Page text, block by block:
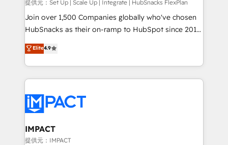
improve customer experiences. With our bright
people, exciting ideas and can-do mentality, we
ensure revenue growth on a daily basis. So tell us
team of 100+ experts is ready for you! Driving digital
growth | www.brightdigital.com
提供元：Set Up | Scale Up | Integrate | HubSnacks FlexPlan
Join over 1,500 Companies globally who've chosen
HubSnacks as their on-ramp to HubSpot since 2014
Simple pay-as-you-go plans that accelerate value...
1️⃣ Set Up | Onboarding New or Check-fixing existing
HubSpot portals 2️⃣ Scale Up | 100% HubSpot Task
Execution... Global 24/7 ... All Experts 3️⃣ Integrate |
Slash months from your API Integration project... ⬅️
Click "Contact Business" ⬅️ to access 150+ Kickstart
Integration templates that put HubSpot in the center
of your tech stack, syncing... 🛍️ Shopify or
Elite4.9
IMPACT
提供元：IMPACT